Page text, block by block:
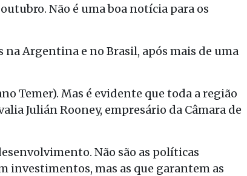
Não é uma boa notícia para os
Argentina e no Brasil, após mais de uma
Temer). Mas é evidente que toda a região
Julián Rooney, empresário da Câmara de
Não são as políticas
investimentos, mas as que garantem as